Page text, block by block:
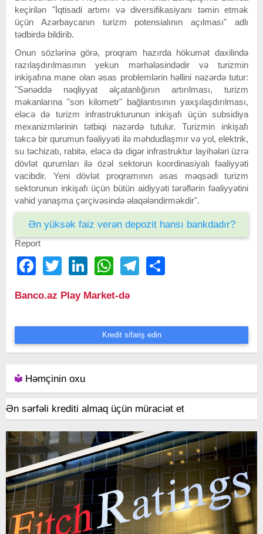
keçirilən "İqtisadi artımı və diversifikasiyanı təmin etmək
üçün Azərbaycanın turizm potensialının açılması" adlı
tədbirdə bildirib.
Onun sözlərinə görə, proqram hazırda hökumət daxilində
razılaşdırılmasının yekun mərhələsindədir və turizmin
inkişafına mane olan əsas problemlərin həllini nəzərdə tutur:
"Sənəddə nəqliyyat əlçatanlığının artırılması, turizm
məkanlarına "son kilometr" bağlantısının yaxşılaşdırılması,
eləcə də turizm infrastrukturunun inkişafı üçün subsidiya
mexanizmlərinin tətbiqi nəzərdə tutulur. Turizmin inkişafı
təkcə bir qurumun fəaliyyəti ilə məhdudlaşmır və yol, elektrik,
su təchizatı, rabitə, eləcə də digər infrastruktur layihələri üzrə
dövlət qurumları ilə özəl sektorun koordinasiyalı fəaliyyəti
vacibdir. Yeni dövlət proqramının əsas məqsədi turizm
sektorunun inkişafı üçün bütün aidiyyəti tərəflərin fəaliyyətini
vahid yanaşma çərçivəsində əlaqələndirməkdir".
Ən yüksək faiz verən depozit hansı bankdadır?
Report
FacebookTwitter LinkedIn WhatsAppTelegram
Banco.az Play Market-də
Kredit sifariş edin
Həmçinin oxu
Ən sərfəli krediti almaq üçün müraciət et